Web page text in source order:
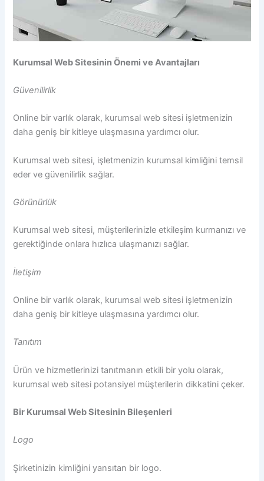
Kurumsal Web Sitesinin Önemi ve Avantajları
Güvenilirlik
Online bir varlık olarak, kurumsal web sitesi işletmenizin
daha geniş bir kitleye ulaşmasına yardımcı olur.
Kurumsal web sitesi, işletmenizin kurumsal kimliğini temsil
eder ve güvenilirlik sağlar.
Görünürlük
Kurumsal web sitesi, müşterilerinizle etkileşim kurmanızı ve
gerektiğinde onlara hızlıca ulaşmanızı sağlar.
İletişim
Online bir varlık olarak, kurumsal web sitesi işletmenizin
daha geniş bir kitleye ulaşmasına yardımcı olur.
Tanıtım
Ürün ve hizmetlerinizi tanıtmanın etkili bir yolu olarak,
kurumsal web sitesi potansiyel müşterilerin dikkatini çeker.
Bir Kurumsal Web Sitesinin Bileşenleri
Logo
Şirketinizin kimliğini yansıtan bir logo.